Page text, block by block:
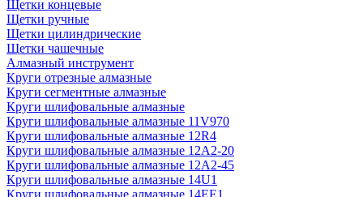
Щетки концевые
Щетки ручные
Щетки цилиндрические
Щетки чашечные
Алмазный инструмент
Круги отрезные алмазные
Круги сегментные алмазные
Круги шлифовальные алмазные
Круги шлифовальные алмазные 11V970
Круги шлифовальные алмазные 12R4
Круги шлифовальные алмазные 12А2-20
Круги шлифовальные алмазные 12А2-45
Круги шлифовальные алмазные 14U1
Круги шлифовальные алмазные 14ЕЕ1